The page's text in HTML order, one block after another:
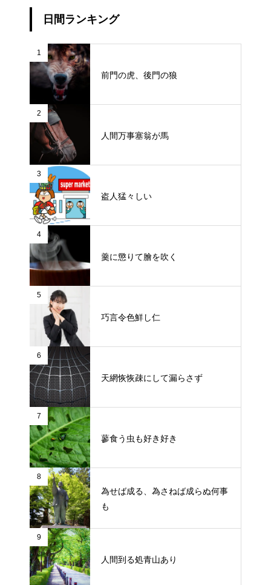
日間ランキング
1
前門の虎、後門の狼
2
人間万事塞翁が馬
3
盗人猛々しい
4
羹に懲りて膾を吹く
5
巧言令色鮮し仁
6
天網恢恢疎にして漏らさず
7
蓼食う虫も好き好き
8
為せば成る、為さねば成らぬ何事
も
9
人間到る処青山あり